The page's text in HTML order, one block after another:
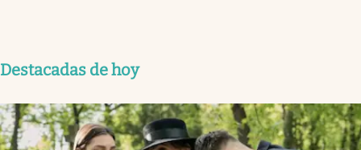
Destacadas de hoy